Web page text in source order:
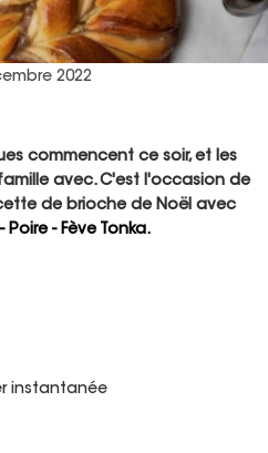
2022
commencent ce soir, et les
avec. C'est l'occasion de
de brioche de Noël avec
- Fève Tonka.
instantanée